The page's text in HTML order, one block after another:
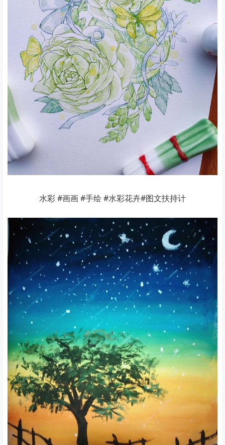
水彩 #画画 #手绘 #水彩花卉#图文扶持计